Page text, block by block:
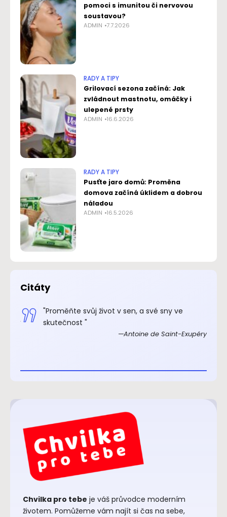
pomoci s imunitou či nervovou
soustavou?
ADMIN 7.7.2026
RADY A TIPY
Grilovací sezona začíná: Jak
zvládnout mastnotu, omáčky i
ulepené prsty
ADMIN 16.6.2026
RADY A TIPY
Pusťte jaro domů: Proměna
domova začíná úklidem a dobrou
náladou
ADMIN 16.5.2026
Citáty
"Proměňte svůj život v sen, a své sny ve
skutečnost "
Antoine de Saint-Exupéry
Chvilka pro tebe je váš průvodce moderním
životem. Pomůžeme vám najít si čas na sebe,